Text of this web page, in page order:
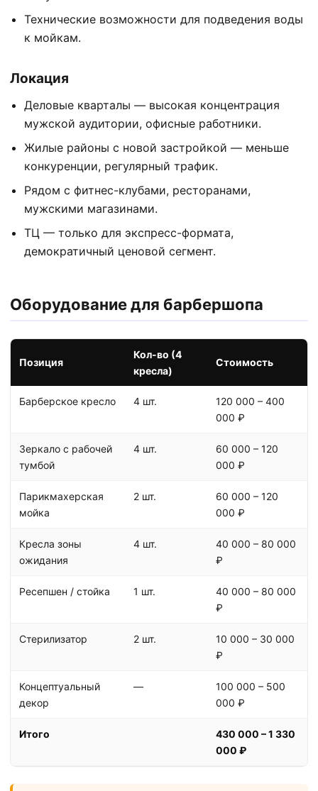
Технические возможности для подведения воды
к мойкам.
Локация
Деловые кварталы — высокая концентрация
мужской аудитории, офисные работники.
Жилые районы с новой застройкой — меньше
конкуренции, регулярный трафик.
Рядом с фитнес-клубами, ресторанами,
мужскими магазинами.
ТЦ — только для экспресс-формата,
демократичный ценовой сегмент.
Оборудование для барбершопа
Позиция
Кол-во (4
кресла)
Стоимость
Барберское кресло 4 шт.
120 000 – 400
000 ₽
Зеркало с рабочей
тумбой
4 шт.
60 000 – 120
000 ₽
Парикмахерская
мойка
2 шт.
60 000 – 120
000 ₽
Кресла зоны
ожидания
4 шт.
40 000 – 80 000
₽
Ресепшен / стойка 1 шт.
40 000 – 80 000
₽
Стерилизатор 2 шт.
10 000 – 30 000
₽
Концептуальный
декор
—
100 000 – 500
000 ₽
Итого
430 000 – 1 330
000 ₽